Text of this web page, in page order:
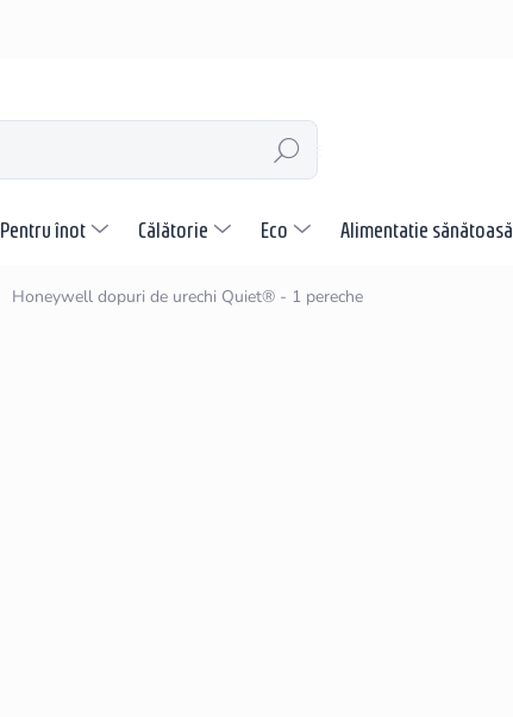
CĂUTARE
Pentru înot Călătorie Eco Alimentatie sănătoasă
Honeywell dopuri de urechi Quiet® - 1 pereche